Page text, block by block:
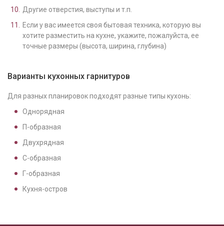
Другие отверстия, выступы и т.п.
Если у вас имеется своя бытовая техника, которую вы
хотите разместить на кухне, укажите, пожалуйста, ее
точные размеры (высота, ширина, глубина)
Варианты кухонных гарнитуров
Для разных планировок подходят разные типы кухонь:
Однорядная
П-образная
Двухрядная
С-образная
Г-образная
Кухня-остров